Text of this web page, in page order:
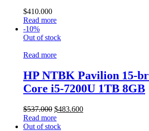
$410.000
Read more
-10%
Out of stock
Read more
HP NTBK Pavilion 15-
Core i5-7200U 1TB 8GB
$537.000 $483.600
Read more
Out of stock